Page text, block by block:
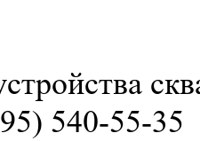
540-55-35